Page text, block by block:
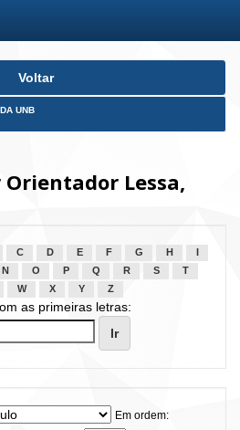
Voltar
UNB
Lessa,
C D E F G H
N O P Q R S
T
W X Y Z
as primeiras letras:
Em ordem: